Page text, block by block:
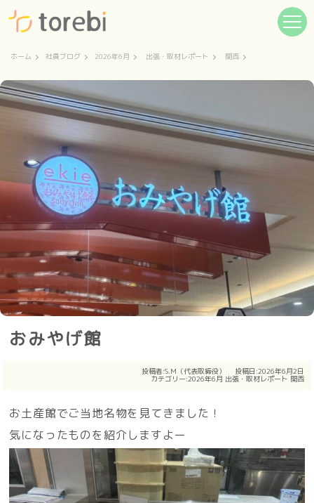
ホーム 社員ブログ 2026年6月 出張・取材レポート 関西
おみやげ館
投稿者:S.M（代表取締役） 投稿日:2026年6月2日
カテゴリー:2026年6月 出張・取材レポート 関西
お土産館でご当地名物を見てきました！
気になったものを紹介しますよー